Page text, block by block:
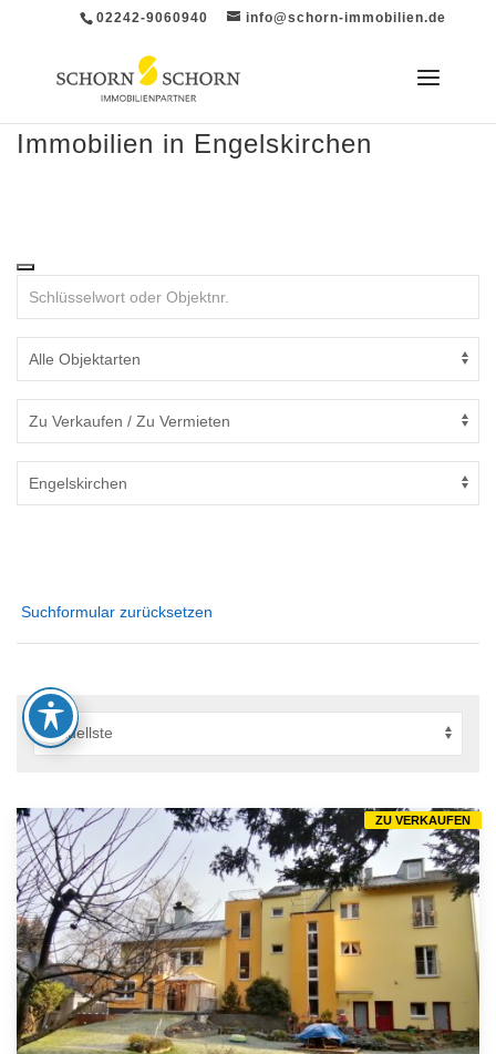
02242-9060940 info@schorn-immobilien.de
Immobilien in Engelskirchen
Suchformular zurücksetzen
ZU VERKAUFEN